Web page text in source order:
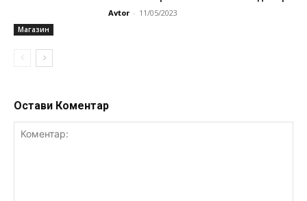
Магазин
Avtor - 11/05/2023
Остави Коментар